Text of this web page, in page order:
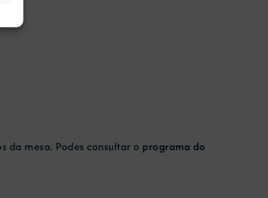
da mesa. Podes consultar o programa do